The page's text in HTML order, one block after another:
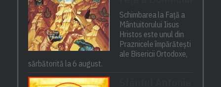
Schimbarea la Față a
Mântuitorului Iisus
Hristos este unul din
Praznicele împărătești
ale Bisericii Ortodoxe,
sărbătorită la 6 august.